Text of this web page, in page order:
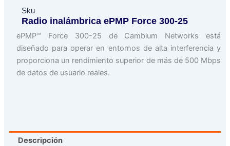
Sku
Radio inalámbrica ePMP Force 300-25
ePMP™ Force 300-25 de Cambium Networks está
diseñado para operar en entornos de alta interferencia y
proporciona un rendimiento superior de más de 500 Mbps
de datos de usuario reales.
Descripción